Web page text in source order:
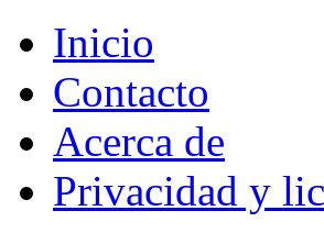
Inicio
Contacto
Acerca de
Privacidad y